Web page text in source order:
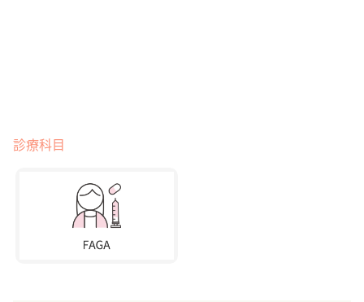
診療科目